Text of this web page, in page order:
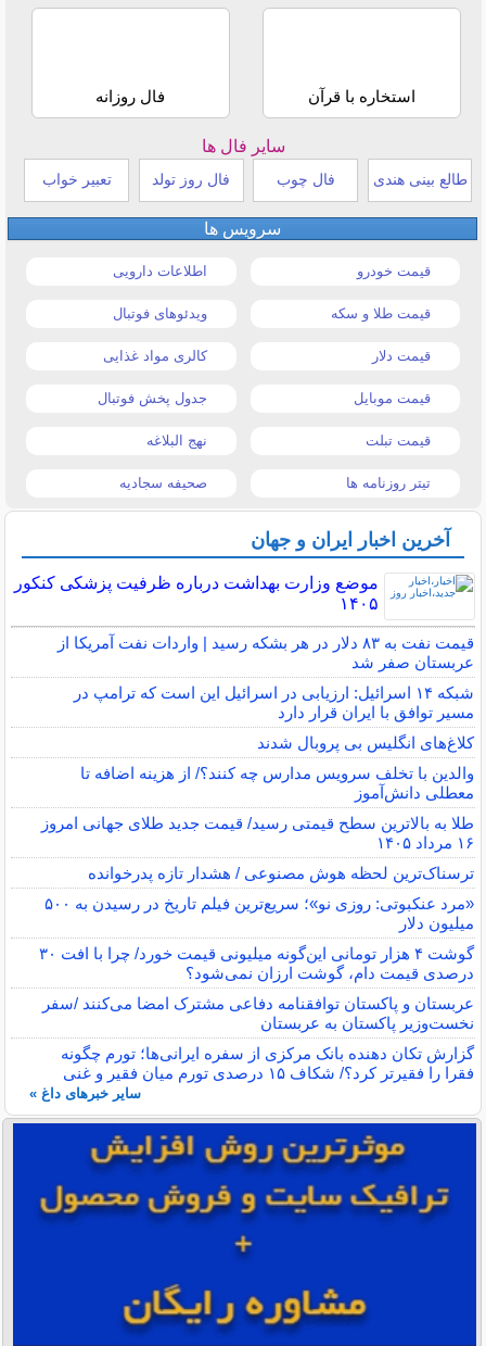
استخاره با قرآن فال روزانه
سایر فال ها
طالع بینی هندی فال چوب فال روز تولد تعبیر خواب
سرویس ها
قیمت خودرو اطلاعات دارویی
قیمت طلا و سکه ویدئوهای فوتبال
قیمت دلار کالری مواد غذایی
قیمت موبایل جدول پخش فوتبال
قیمت تبلت نهج البلاغه
تیتر روزنامه ها صحیفه سجادیه
آخرین اخبار ایران و جهان
موضع وزارت بهداشت درباره ظرفیت پزشکی کنکور
۱۴۰۵
قیمت نفت به ۸۳ دلار در هر بشکه رسید | واردات نفت آمریکا از
عربستان صفر شد
شبکه ۱۴ اسرائیل: ارزیابی در اسرائیل این است که ترامپ در
مسیر توافق با ایران قرار دارد
کلاغ‌های انگلیس بی پروبال شدند
والدین با تخلف سرویس مدارس چه کنند؟/ از هزینه اضافه تا
معطلی دانش‌آموز
طلا به بالاترین سطح قیمتی رسید/ قیمت جدید طلای جهانی امروز
۱۶ مرداد ۱۴۰۵
ترسناک‌ترین لحظه هوش مصنوعی / هشدار تازه پدرخوانده
«مرد عنکبوتی: روزی نو»؛ سریع‌ترین فیلم تاریخ در رسیدن به ۵۰۰
میلیون دلار
گوشت ۴ هزار تومانی این‌گونه میلیونی قیمت خورد/ چرا با افت ۳۰
درصدی قیمت دام، گوشت ارزان نمی‌شود؟
عربستان و پاکستان توافقنامه دفاعی مشترک امضا می‌کنند /سفر
نخست‌وزیر پاکستان به عربستان
گزارش تکان‌ دهنده بانک مرکزی از سفره ایرانی‌ها؛ تورم چگونه
فقرا را فقیرتر کرد؟/ شکاف ۱۵ درصدی تورم میان فقیر و غنی
سایر خبرهای داغ »